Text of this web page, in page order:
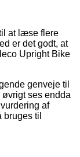
at læse flere
er det godt, at
Upright Bike
genveje til
ses endda
af
til